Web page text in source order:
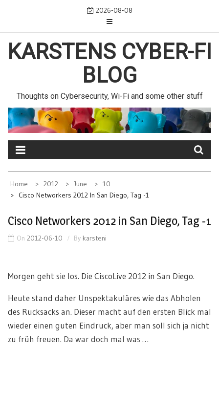
content
2026-08-08
KARSTENS CYBER-FI
BLOG
Thoughts on Cybersecurity, Wi-Fi and some other stuff
Home 2012 June
10
Cisco Networkers 2012 In San Diego, Tag -1
Cisco Networkers 2012 in San Diego, Tag -1
On 2012-06-10 By karsteni
Morgen geht sie los. Die CiscoLive 2012 in San Diego.
Heute stand daher Unspektakuläres wie das Abholen
des Rucksacks an. Dieser macht auf den ersten Blick mal
wieder einen guten Eindruck, aber man soll sich ja nicht
zu früh freuen. Da war doch mal was …